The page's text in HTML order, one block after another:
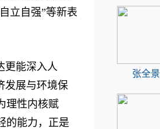
立自强”等新表
更能深入人
发展与环境保
理性内核赋
的能力，正是
张全景